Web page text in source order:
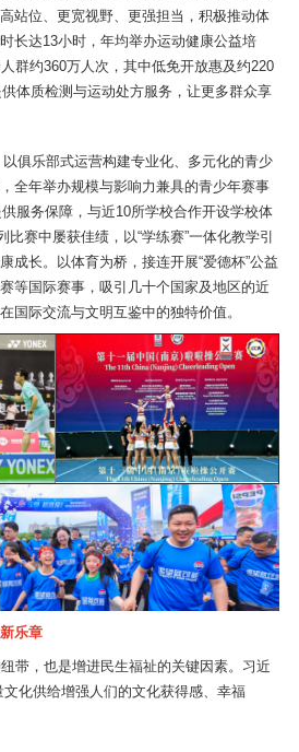
站位、更宽视野、更强担当，积极推动体
长达13小时，年均举办运动健康公益培
群约360万人次，其中低免开放惠及约220
体质检测与运动处方服务，让更多群众享
俱乐部式运营构建专业化、多元化的青少
全年举办规模与影响力兼具的青少年赛事
服务保障，与近10所学校合作开设学校体
赛中屡获佳绩，以“学练赛”一体化教学引
成长。以体育为桥，接连开展“爱德杯”公益
等国际赛事，吸引几十个国家及地区的近
国际交流与文明互鉴中的独特价值。
乐章
带，也是增进民生福祉的关键因素。习近
化供给增强人们的文化获得感、幸福